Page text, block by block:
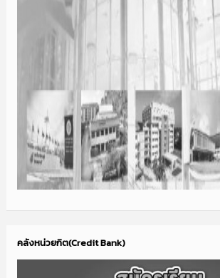
คลังหน่วยกิต(Credit Bank)